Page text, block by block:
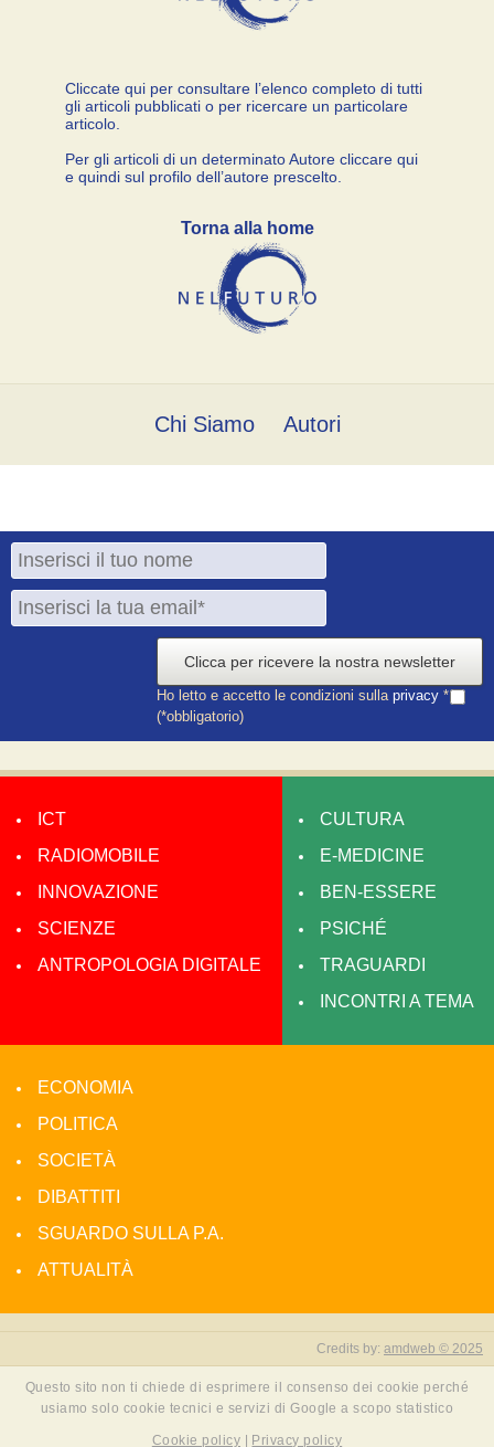
Cliccate qui per consultare l’elenco completo di tutti
gli articoli pubblicati o per ricercare un particolare
articolo.
Per gli articoli di un determinato Autore cliccare qui
e quindi sul profilo dell’autore prescelto.
Torna alla home
Chi Siamo Autori
Clicca per ricevere la nostra newsletter
Ho letto e accetto le condizioni sulla privacy *
(*obbligatorio)
ICT
RADIOMOBILE
INNOVAZIONE
SCIENZE
ANTROPOLOGIA DIGITALE
CULTURA
E-MEDICINE
BEN-ESSERE
PSICHÉ
TRAGUARDI
INCONTRI A TEMA
ECONOMIA
POLITICA
SOCIETÀ
DIBATTITI
SGUARDO SULLA P.A.
ATTUALITÀ
Credits by: amdweb © 2025
Questo sito non ti chiede di esprimere il consenso dei cookie perché
usiamo solo cookie tecnici e servizi di Google a scopo statistico
Cookie policy | Privacy policy